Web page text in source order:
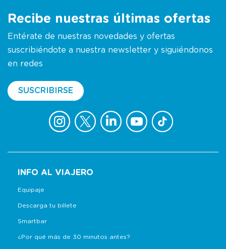
Recibe nuestras últimas ofertas
Entérate de nuestras novedades y ofertas
suscribiéndote a nuestra newsletter y siguiéndonos
en redes
SUSCRIBIRSE
INFO AL VIAJERO
Equipaje
Descarga tu billete
Smartbar
¿Por qué más de 30 minutos antes?